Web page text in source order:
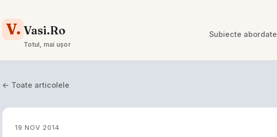
V. Vasi.Ro
Totul, mai ușor
Subiecte abordate
← Toate articolele
19 NOV 2014